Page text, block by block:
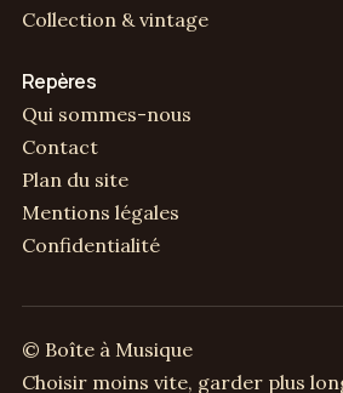
Collection & vintage
Repères
Qui sommes-nous
Contact
Plan du site
Mentions légales
Confidentialité
© Boîte à Musique
Choisir moins vite, garder plus